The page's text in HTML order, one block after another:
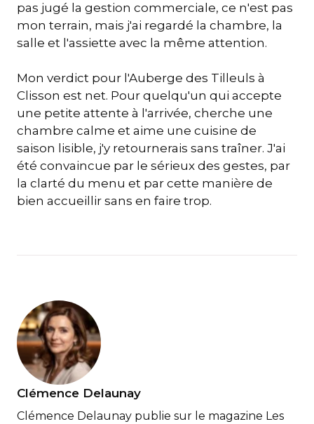
pas jugé la gestion commerciale, ce n'est pas
mon terrain, mais j'ai regardé la chambre, la
salle et l'assiette avec la même attention.
Mon verdict pour l'Auberge des Tilleuls à
Clisson est net. Pour quelqu'un qui accepte
une petite attente à l'arrivée, cherche une
chambre calme et aime une cuisine de
saison lisible, j'y retournerais sans traîner. J'ai
été convaincue par le sérieux des gestes, par
la clarté du menu et par cette manière de
bien accueillir sans en faire trop.
Clémence Delaunay
Clémence Delaunay publie sur le magazine Les